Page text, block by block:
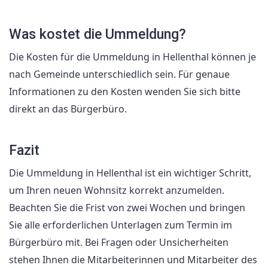
Was kostet die Ummeldung?
Die Kosten für die Ummeldung in Hellenthal können je
nach Gemeinde unterschiedlich sein. Für genaue
Informationen zu den Kosten wenden Sie sich bitte
direkt an das Bürgerbüro.
Fazit
Die Ummeldung in Hellenthal ist ein wichtiger Schritt,
um Ihren neuen Wohnsitz korrekt anzumelden.
Beachten Sie die Frist von zwei Wochen und bringen
Sie alle erforderlichen Unterlagen zum Termin im
Bürgerbüro mit. Bei Fragen oder Unsicherheiten
stehen Ihnen die Mitarbeiterinnen und Mitarbeiter des